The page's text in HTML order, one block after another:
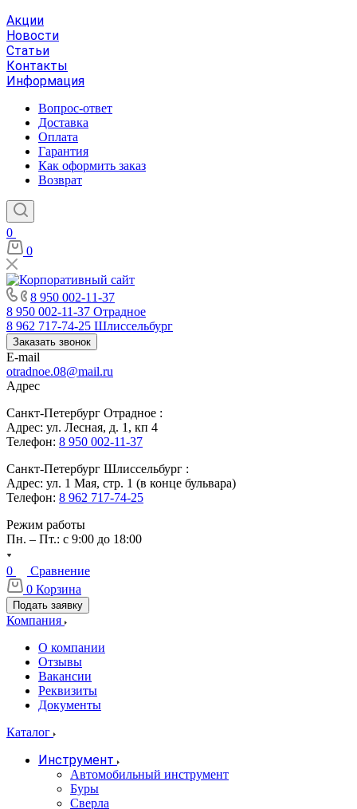
Акции
Новости
Статьи
Контакты
Информация
Вопрос-ответ
Доставка
Оплата
Гарантия
Как оформить заказ
Возврат
0
0
8 950 002-11-37
8 950 002-11-37 Отрадное
8 962 717-74-25 Шлиссельбург
Заказать звонок
E-mail
otradnoe.08@mail.ru
Адрес
Санкт-Петербург Отрадное :
Адрес: ул. Лесная, д. 1, кп 4
Телефон: 8 950 002-11-37
Санкт-Петербург Шлиссельбург :
Адрес: ул. 1 Мая, стр. 1 (в конце бульвара)
Телефон: 8 962 717-74-25
Режим работы
Пн. – Пт.: с 9:00 до 18:00
0
Сравнение
0 Корзина
Подать заявку
Компания
О компании
Отзывы
Вакансии
Реквизиты
Документы
Каталог
Инструмент
Автомобильный инструмент
Буры
Сверла